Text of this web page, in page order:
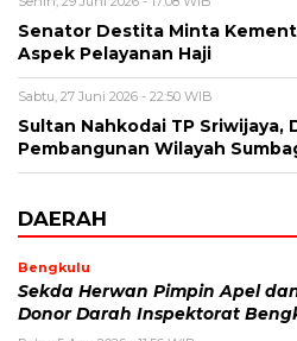
Senator Destita Minta
Aspek Pelayanan Haji
Sabtu, 27 Juni 2026 - 22:50 WIB
Sultan Nahkodai TP Sriwijaya,
Pembangunan Wilayah
DAERAH
Bengkulu
Sekda Herwan Pimpin Apel
Donor Darah Inspektorat